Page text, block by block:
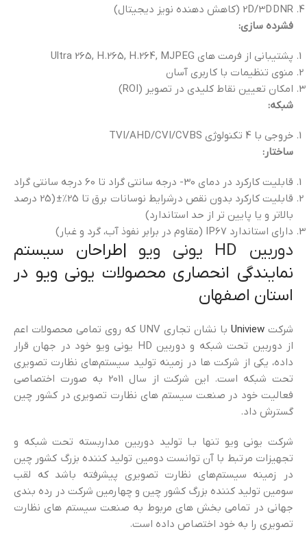
2D/3D DNR (کاهش دهنده نویز دیجیتال)
فشرده سازی:
پشتیبانی از فرمت های Ultra 265, H.265, H.264, MJPEG
منوی تنظیمات با کاربری آسان
امکان تعيين نقاط کليدي در تصوير (ROI)
شبکه:
خروجی با 4 تکنولوژی TVI/AHD/CVI/CVBS
ساختار:
قابلیت کارکرد در دمای 30- درجه سانتی گراد تا 60 درجه سانتی گراد
قابلیت کارکرد بدون نقص درشرایط نوسانات برق تا 25%± (25 درصد
بالاتر و یا پایین تر از حد استاندارد)
دارای استاندارد IP67 (مقاوم در برابر نفوذ آب، گرد و غبار)
دوربین HD یونی ویو
|طراحان سیستم
نمایندگی انحصاری محصولات یونی ویو در
استان اصفهان
شرکتUniview
با نشان تجاری UNV که روی تمامی محصولات اعم
از دوربین تحت شبکه و دوربین HD یونی ویو خود در جهان قرار
داده، یکی از شرکت ها در زمینه تولید سیستم‌های نظارت تصویری
تحت شبکه است. این شرکت از سال 2011 به صورت اختصاصی
فعالیت خود در صنعت سیستم های نظارت تصویری در کشور چین
گسترش داد.
شرکت یونی ویو تنها بـا تولید دوربین مداربسته تحت شبکه و
تجهیزات مرتبط با آن توانست دومین تولید کننده بزرگ کشور چین
در زمینه سیستم‌های نظارت تصویری پیشرفته باشد که لقب
سومین تولید کننده بزرگ کشور چین و چهارمین شرکت در رده بندی
جهانی در تمامی بخش های مربوط به صنعت سیستم های نظارت
تصویری را به خود اختصاص داده است.